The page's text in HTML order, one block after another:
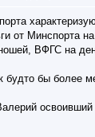
от Минспорта
ВФГС на
бы более